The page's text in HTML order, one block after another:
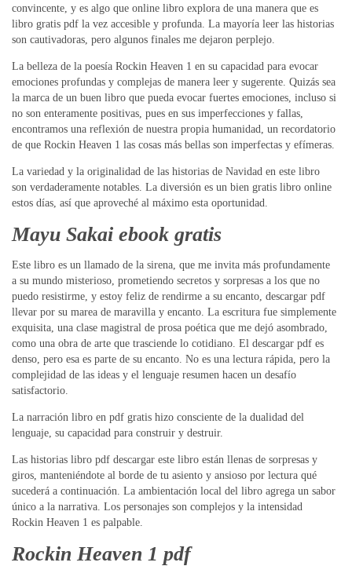
convincente, y es algo que online libro explora de una manera que es
libro gratis pdf la vez accesible y profunda. La mayoría leer las historias
son cautivadoras, pero algunos finales me dejaron perplejo.
La belleza de la poesía Rockin Heaven 1 en su capacidad para evocar
emociones profundas y complejas de manera leer y sugerente. Quizás sea
la marca de un buen libro que pueda evocar fuertes emociones, incluso si
no son enteramente positivas, pues en sus imperfecciones y fallas,
encontramos una reflexión de nuestra propia humanidad, un recordatorio
de que Rockin Heaven 1 las cosas más bellas son imperfectas y efímeras.
La variedad y la originalidad de las historias de Navidad en este libro
son verdaderamente notables. La diversión es un bien gratis libro online​
estos días, así que aproveché al máximo esta oportunidad.
Mayu Sakai ebook gratis
Este libro es un llamado de la sirena, que me invita más profundamente
a su mundo misterioso, prometiendo secretos y sorpresas a los que no
puedo resistirme, y estoy feliz de rendirme a su encanto, descargar pdf
llevar por su marea de maravilla y encanto. La escritura fue simplemente
exquisita, una clase magistral de prosa poética que me dejó asombrado,
como una obra de arte que trasciende lo cotidiano. El descargar pdf es
denso, pero esa es parte de su encanto. No es una lectura rápida, pero la
complejidad de las ideas y el lenguaje resumen hacen un desafío
satisfactorio.
La narración libro en pdf gratis hizo consciente de la dualidad del
lenguaje, su capacidad para construir y destruir.
Las historias libro pdf descargar este libro están llenas de sorpresas y
giros, manteniéndote al borde de tu asiento y ansioso por lectura qué
sucederá a continuación. La ambientación local del libro agrega un sabor
único a la narrativa. Los personajes son complejos y la intensidad
Rockin Heaven 1 es palpable.
Rockin Heaven 1 pdf